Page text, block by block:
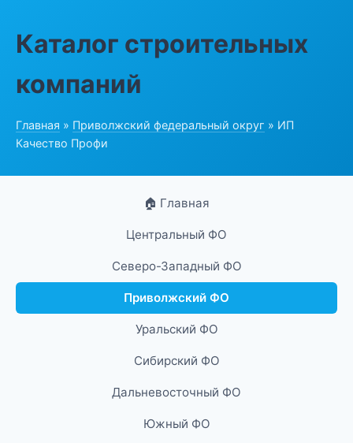
Каталог строительных
компаний
Главная » Приволжский федеральный округ » ИП
Качество Профи
🏠 Главная
Центральный ФО
Северо-Западный ФО
Приволжский ФО
Уральский ФО
Сибирский ФО
Дальневосточный ФО
Южный ФО